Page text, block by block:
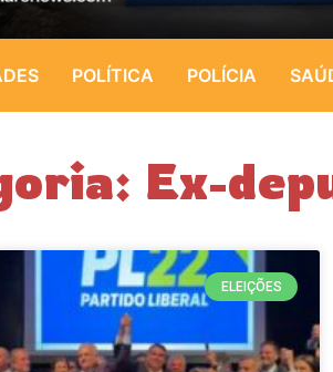
POLÍTICA POLÍCIA
Ex-
ELEIÇÕES